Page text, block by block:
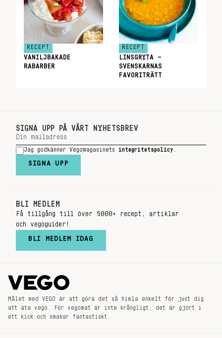
RECEPT
VANILJBAKADE
RABARBER
RECEPT
LINSGRYTA –
SVENSKARNAS
FAVORITRÄTT
SIGNA UPP PÅ VÅRT NYHETSBREV
Jag godkänner Vegomagasinets integritetspolicy
SIGNA UPP
BLI MEDLEM
Få tillgång till över 5000+ recept, artiklar
och vegoguider!
BLI MEDLEM IDAG
Målet med VEGO är att göra det så himla enkelt för just dig
att äta vego. För vegomat är inte krångligt, det är gjort i
ett kick och smakar fantastiskt.